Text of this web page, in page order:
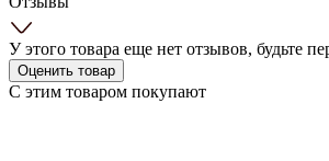
У этого товара еще нет отзывов, будьте
Оценить товар
С этим товаром покупают